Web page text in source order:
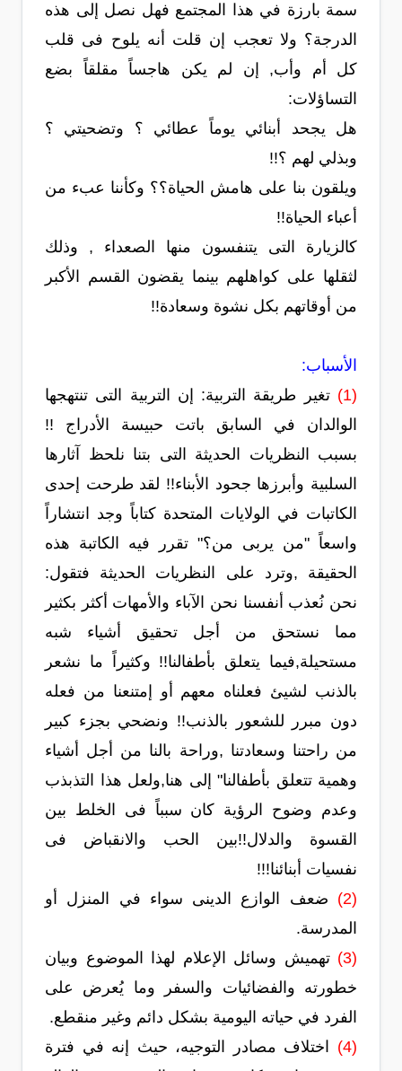
سمة بارزة في هذا المجتمع فهل نصل إلى هذه
الدرجة؟ ولا تعجب إن قلت أنه يلوح فى قلب
كل أم وأب, إن لم يكن هاجساً مقلقاً بضع
التساؤلات:
هل يجحد أبنائي يوماً عطائي ؟ وتضحيتي ؟
وبذلي لهم ؟!!
ويلقون بنا على هامش الحياة؟؟ وكأننا عبء من
أعباء الحياة!!
كالزيارة التى يتنفسون منها الصعداء , وذلك
لثقلها على كواهلهم بينما يقضون القسم الأكبر
من أوقاتهم بكل نشوة وسعادة!!
الأسباب:
(1)
تغير طريقة التربية: إن التربية التى تنتهجها
الوالدان في السابق باتت حبيسة الأدراج !!
بسبب النظريات الحديثة التى بتنا نلحظ آثارها
السلبية وأبرزها جحود الأبناء!! لقد طرحت إحدى
الكاتبات في الولايات المتحدة كتاباً وجد انتشاراً
واسعاً "من يربى من؟" تقرر فيه الكاتبة هذه
الحقيقة ,وترد على النظريات الحديثة فتقول:
نحن نُعذب أنفسنا نحن الآباء والأمهات أكثر بكثير
مما نستحق من أجل تحقيق أشياء شبه
مستحيلة,فيما يتعلق بأطفالنا!! وكثيراً ما نشعر
بالذنب لشيئ فعلناه معهم أو إمتنعنا من فعله
دون مبرر للشعور بالذنب!! ونضحي بجزء كبير
من راحتنا وسعادتنا ,وراحة بالنا من أجل أشياء
وهمية تتعلق بأطفالنا" إلى هنا,ولعل هذا التذبذب
وعدم وضوح الرؤية كان سبباً فى الخلط بين
القسوة والدلال!!بين الحب والانقباض فى
نفسيات أبنائنا!!!
(2)
ضعف الوازع الدينى سواء في المنزل أو
المدرسة.
(3)
تهميش وسائل الإعلام لهذا الموضوع وبيان
خطورته والفضائيات والسفر وما يُعرض على
الفرد في حياته اليومية بشكل دائم وغير منقطع.
(4)
اختلاف مصادر التوجيه، حيث إنه في فترة